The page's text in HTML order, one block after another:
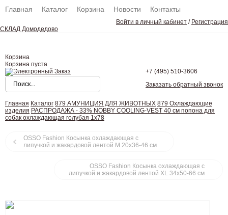
Главная Каталог Корзина Новости Контакты
Войти в личный кабинет / Регистрация
СКЛАД Домодедово
Корзина
Корзина пуста
+7 (495) 510-3606
Заказать обратный звонок
Главная Каталог 879 АМУНИЦИЯ ДЛЯ ЖИВОТНЫХ 879 Охлаждающие
изделия РАСПРОДАЖА - 33% NOBBY COOLING-VEST 40 см попона для
собак охлаждающая голубая 1х78
OSSO Fashion Косынка охлаждающая с
липучкой и жакардовой лентой М 20х36-46 см
OSSO Fashion Косынка охлаждающая с
липучкой и жакардовой лентой ХL 34х50-66 см